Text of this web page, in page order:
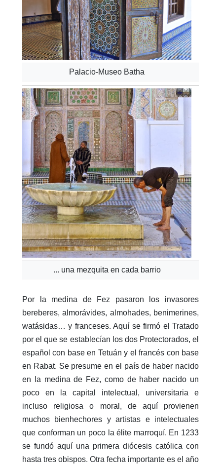
Palacio-Museo Batha
... una mezquita en cada barrio
Por la medina de Fez pasaron los invasores
bereberes, almorávides, almohades, benimerines,
watásidas… y franceses. Aquí se firmó el Tratado
por el que se establecían los dos Protectorados, el
español con base en Tetuán y el francés con base
en Rabat. Se presume en el país de haber nacido
en la medina de Fez, como de haber nacido un
poco en la capital intelectual, universitaria e
incluso religiosa o moral, de aquí provienen
muchos bienhechores y artistas e intelectuales
que conforman un poco la élite marroquí. En 1233
se fundó aquí una primera diócesis católica con
hasta tres obispos. Otra fecha importante es el año